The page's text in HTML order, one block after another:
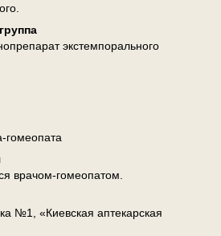
экстемпорального
гомеопата
врачом-гомеопатом.
№1, «Киевская аптекарская